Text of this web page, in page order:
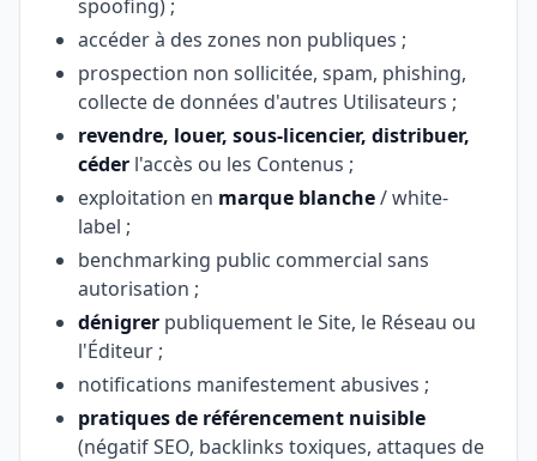
spoofing) ;
accéder à des zones non publiques ;
prospection non sollicitée, spam, phishing,
collecte de données d'autres Utilisateurs ;
revendre, louer, sous-licencier, distribuer,
céder l'accès ou les Contenus ;
exploitation en marque blanche/ white-
label ;
benchmarking public commercial sans
autorisation ;
dénigrer publiquement le Site, le Réseau ou
l'Éditeur ;
notifications manifestement abusives ;
pratiques de référencement nuisible
(négatif SEO, backlinks toxiques, attaques de